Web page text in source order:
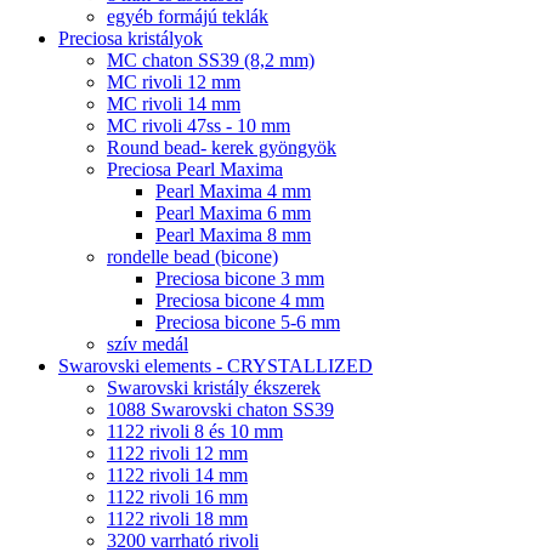
egyéb formájú teklák
Preciosa kristályok
MC chaton SS39 (8,2 mm)
MC rivoli 12 mm
MC rivoli 14 mm
MC rivoli 47ss - 10 mm
Round bead- kerek gyöngyök
Preciosa Pearl Maxima
Pearl Maxima 4 mm
Pearl Maxima 6 mm
Pearl Maxima 8 mm
rondelle bead (bicone)
Preciosa bicone 3 mm
Preciosa bicone 4 mm
Preciosa bicone 5-6 mm
szív medál
Swarovski elements - CRYSTALLIZED
Swarovski kristály ékszerek
1088 Swarovski chaton SS39
1122 rivoli 8 és 10 mm
1122 rivoli 12 mm
1122 rivoli 14 mm
1122 rivoli 16 mm
1122 rivoli 18 mm
3200 varrható rivoli